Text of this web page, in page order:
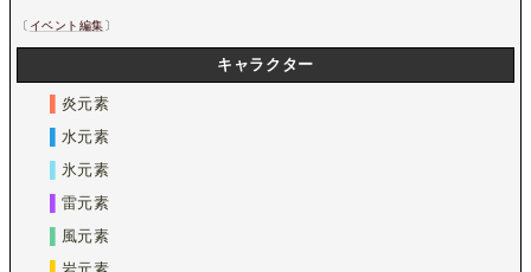
〔 イベント編集〕
キャラクター
炎元素
水元素
氷元素
雷元素
風元素